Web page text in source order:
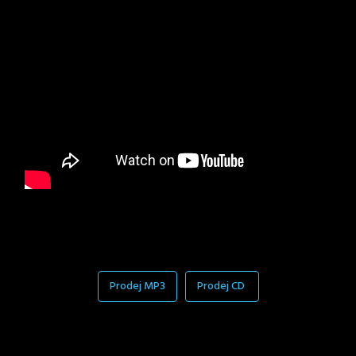
Prodej MP3 Prodej CD